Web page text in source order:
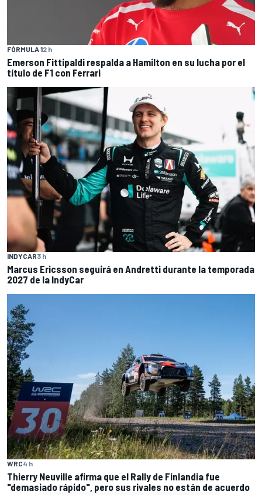
FÓRMULA 12 h
Emerson Fittipaldi respalda a Hamilton en su lucha por el
título de F1 con Ferrari
INDYCAR3 h
Marcus Ericsson seguirá en Andretti durante la temporada
2027 de la IndyCar
WRC4 h
Thierry Neuville afirma que el Rally de Finlandia fue
"demasiado rápido", pero sus rivales no están de acuerdo